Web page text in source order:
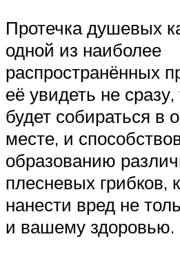
Протечка душевых
одной из наиболее
распространённых
её увидеть не сразу,
будет собираться в
месте, и
образованию
плесневых грибков,
нанести вред не
и вашему здоровью.